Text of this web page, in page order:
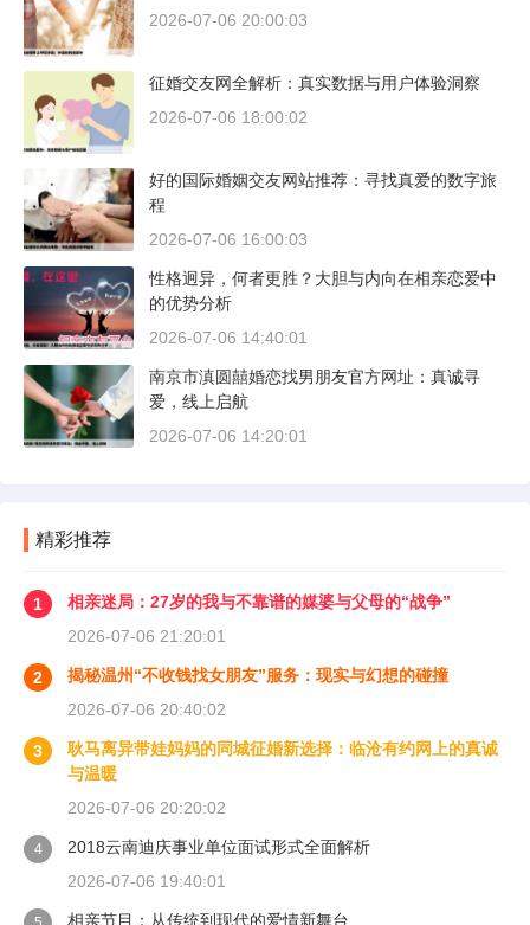
2026-07-06 20:00:03
征婚交友网全解析：真实数据与用户体验洞察
2026-07-06 18:00:02
好的国际婚姻交友网站推荐：寻找真爱的数字旅
程
2026-07-06 16:00:03
性格迥异，何者更胜？大胆与内向在相亲恋爱中
的优势分析
2026-07-06 14:40:01
南京市滇圆囍婚恋找男朋友官方网址：真诚寻
爱，线上启航
2026-07-06 14:20:01
精彩推荐
1
相亲迷局：27岁的我与不靠谱的媒婆与父母的“战争”
2026-07-06 21:20:01
2
揭秘温州“不收钱找女朋友”服务：现实与幻想的碰撞
2026-07-06 20:40:02
3
耿马离异带娃妈妈的同城征婚新选择：临沧有约网上的真诚
与温暖
2026-07-06 20:20:02
4
2018云南迪庆事业单位面试形式全面解析
2026-07-06 19:40:01
相亲节目：从传统到现代的爱情新舞台